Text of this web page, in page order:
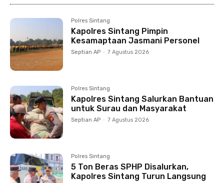
Polres Sintang
Kapolres Sintang Pimpin
Kesamaptaan Jasmani Personel
Septian AP - 7 Agustus 2026
Polres Sintang
Kapolres Sintang Salurkan Bantuan
untuk Surau dan Masyarakat
Septian AP - 7 Agustus 2026
Polres Sintang
5 Ton Beras SPHP Disalurkan,
Kapolres Sintang Turun Langsung